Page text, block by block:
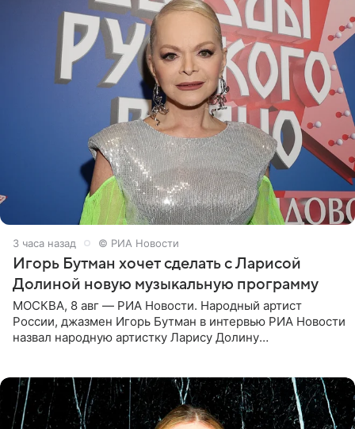
3 часа назад © РИА Новости
Игорь Бутман хочет сделать с Ларисой
Долиной новую музыкальную программу
МОСКВА, 8 авг — РИА Новости. Народный артист
России, джазмен Игорь Бутман в интервью РИА Новости
назвал народную артистку Ларису Долину